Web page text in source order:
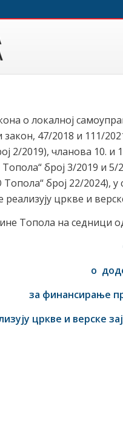
о локалној
закон, 47/2018 и 111/
2/2019), чланова 10.
број 3/2019 и
Топола“ број 22/
реализују цркве и
Топола на седници
о
за финансирање
цркве и верске